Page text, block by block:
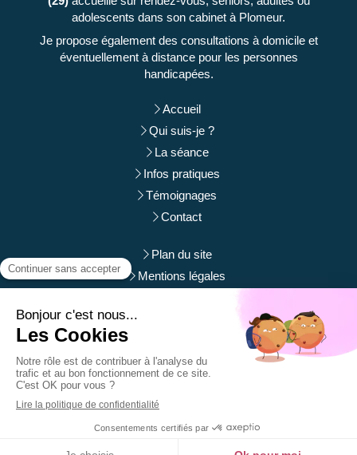
adolescents dans son cabinet à Plomeur.
Je propose également des consultations à domicile et
éventuellement à distance pour les personnes
handicapées.
Accueil
Qui suis-je ?
La séance
Infos pratiques
Témoignages
Contact
Plan du site
Mentions légales
DuLundiauSamedi et de 14hà
Prendre rendez-vous
Création et référencement du site par Simplébo
Site partenaire deAnnuaire Thérapeutes